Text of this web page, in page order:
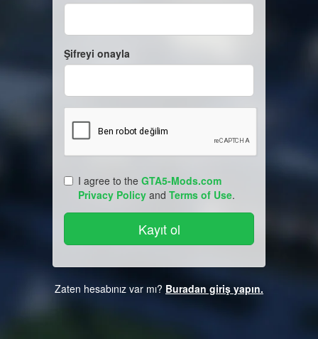
Şifreyi onayla
I agree to the GTA5-Mods.com
Privacy Policy and Terms of Use.
Zaten hesabınız var mı? Buradan giriş yapın.